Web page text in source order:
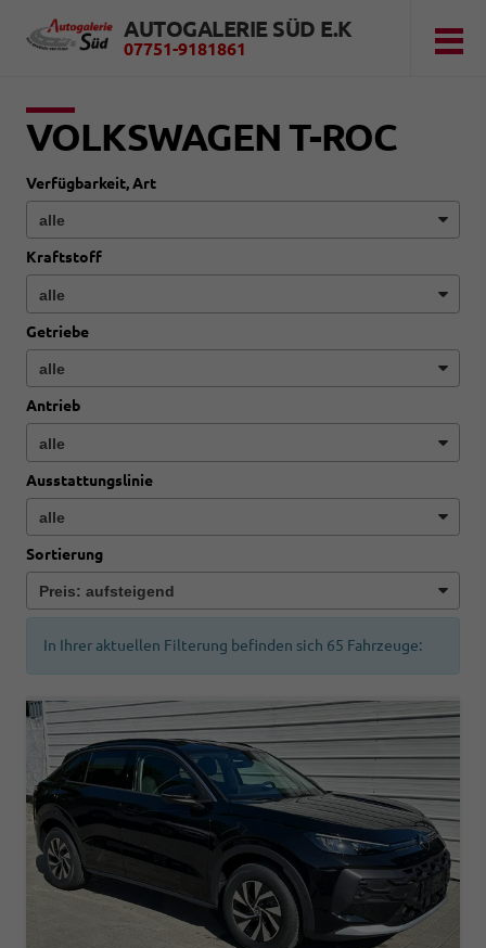
AUTOGALERIE SÜD E.K
07751-9181861
VOLKSWAGEN T-ROC
Verfügbarkeit, Art
Kraftstoff
Getriebe
Antrieb
Ausstattungslinie
Sortierung
In Ihrer aktuellen Filterung befinden sich 65 Fahrzeuge: